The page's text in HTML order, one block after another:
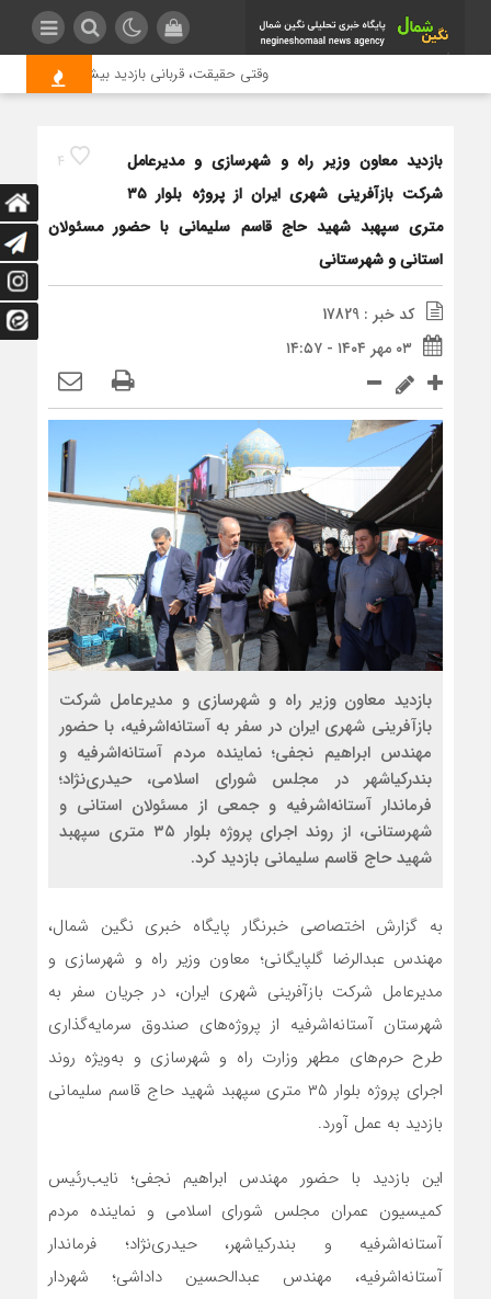
وقتی حقیقت، قربانی بازدید بیشتر می شود |
4
بازدید معاون وزیر راه و شهرسازی و مدیرعامل
شرکت بازآفرینی شهری ایران از پروژه بلوار ۳۵
متری سپهبد شهید حاج قاسم سلیمانی با حضور مسئولان
استانی و شهرستانی
کد خبر : 17829
۰۳ مهر ۱۴۰۴ - ۱۴:۵۷
بازدید معاون وزیر راه و شهرسازی و مدیرعامل شرکت
بازآفرینی شهری ایران در سفر به آستانه‌اشرفیه، با حضور
مهندس ابراهیم نجفی؛ نماینده مردم آستانه‌اشرفیه و
بندرکیاشهر در مجلس شورای اسلامی، حیدری‌نژاد؛
فرماندار آستانه‌اشرفیه و جمعی از مسئولان استانی و
شهرستانی، از روند اجرای پروژه بلوار ۳۵ متری سپهبد
شهید حاج قاسم سلیمانی بازدید کرد.
به گزارش اختصاصی خبرنگار پایگاه خبری نگین شمال،
مهندس عبدالرضا گلپایگانی؛ معاون وزیر راه و شهرسازی و
مدیرعامل شرکت بازآفرینی شهری ایران، در جریان سفر به
شهرستان آستانه‌اشرفیه از پروژه‌های صندوق سرمایه‌گذاری
طرح حرم‌های مطهر وزارت راه و شهرسازی و به‌ویژه روند
اجرای پروژه بلوار ۳۵ متری سپهبد شهید حاج قاسم سلیمانی
بازدید به عمل آورد.
این بازدید با حضور مهندس ابراهیم نجفی؛ نایب‌رئیس
کمیسیون عمران مجلس شورای اسلامی و نماینده مردم
آستانه‌اشرفیه و بندرکیاشهر، حیدری‌نژاد؛ فرماندار
آستانه‌اشرفیه، مهندس عبدالحسین داداشی؛ شهردار